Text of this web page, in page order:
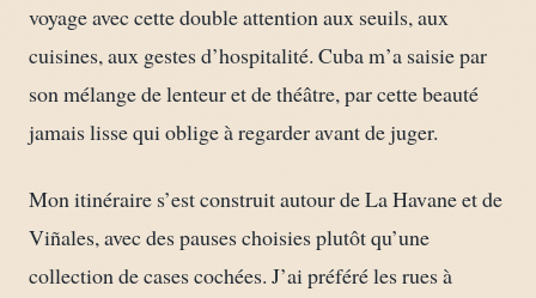
voyage avec cette double attention aux seuils, aux
cuisines, aux gestes d’hospitalité. Cuba m’a saisie par
son mélange de lenteur et de théâtre, par cette beauté
jamais lisse qui oblige à regarder avant de juger.
Mon itinéraire s’est construit autour de La Havane et de
Viñales, avec des pauses choisies plutôt qu’une
collection de cases cochées. J’ai préféré les rues à